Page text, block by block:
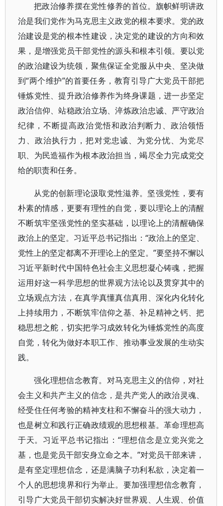
把政治修养摆在党性修养的首位。旗帜鲜明讲政
治是我们党作为马克思主义政党的根本要求。党的政
治建设是党的根本性建设，决定党的建设的方向和效
果，是增强党员干部党性的源头和根本引领。要以党
的政治建设为统领，聚焦保证全党服从中央、坚决做
到“两个维护”的首要任务，教育引导广大党员干部把
锤炼党性、提升政治修养作为终身课题，进一步坚定
政治信仰、站稳政治立场、淬炼政治忠诚、严守政治
纪律，不断提高政治觉悟和政治判断力、政治领悟
力、政治执行力，把对党忠诚、为党分忧、为党尽
职、为民造福作为根本政治担当，竭尽全力完成党交
给的职责和任务。
从党的创新理论汲取党性滋养。坚强党性，要有
朴素的情感，更要有理性的自觉，要以理论上的清醒
不断筑牢坚强党性的坚实基础，以理论上的清醒确保
政治上的坚定。习近平总书记指出：“政治上的坚定、
党性上的坚定都离不开理论上的坚定。”要坚持不懈以
习近平新时代中国特色社会主义思想凝心铸魂，把握
运用好这一科学思想的世界观方法论以及贯穿其中的
立场观点方法，在真学真懂真信真用、深化内化转化
上持续用力，不断筑牢信仰之基、补足精神之钙、把
稳思想之舵，切实把学习成效转化为锤炼党性的高度
自觉，转化为做好本职工作、推动事业发展的生动实
践。
强化理想信念教育。对马克思主义的信仰，对社
会主义和共产主义的信念，是共产党人的政治灵魂、
经受住任何考验的精神支柱和不懈奋斗的强大动力，
也是树立和践行正确政绩观的思想根基。革命理想高
于天。习近平总书记指出：“理想信念是立党兴党之
基，也是党员干部安身立命之本。”对党员干部来讲，
是有坚定理想信念，还是满脑子功利私欲，决定着一
个人的思想境界和行为举止。要加强理想信念教育，
引导广大党员干部切实解决好世界观、人生观、价值